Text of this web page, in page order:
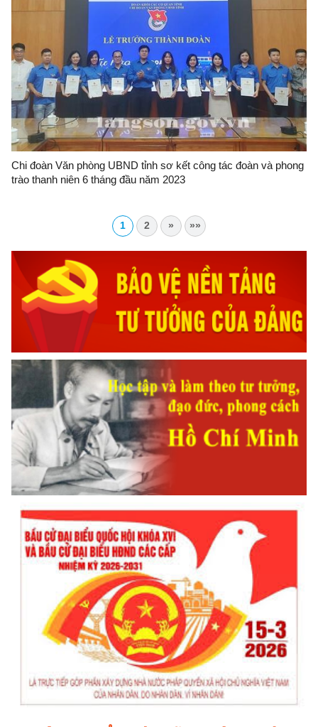
Chi đoàn Văn phòng UBND tỉnh sơ kết công tác đoàn và phong
trào thanh niên 6 tháng đầu năm 2023
1 2 » »»